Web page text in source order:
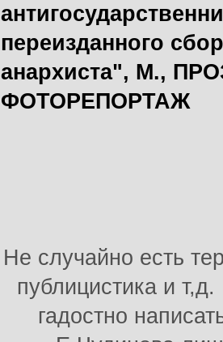
переизданного
анархиста", М.,
ФОТОРЕПОРТАЖ
Не случайно есть
публицистика и
гадостно